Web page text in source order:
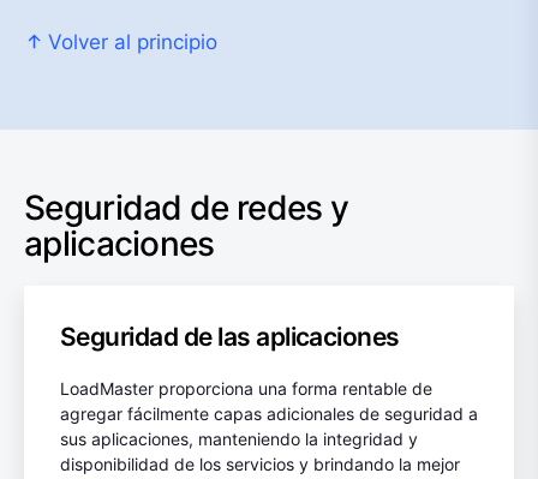
Volver al principio
Seguridad de redes y
aplicaciones
Seguridad de las aplicaciones
LoadMaster proporciona una forma rentable de
agregar fácilmente capas adicionales de seguridad a
sus aplicaciones, manteniendo la integridad y
disponibilidad de los servicios y brindando la mejor